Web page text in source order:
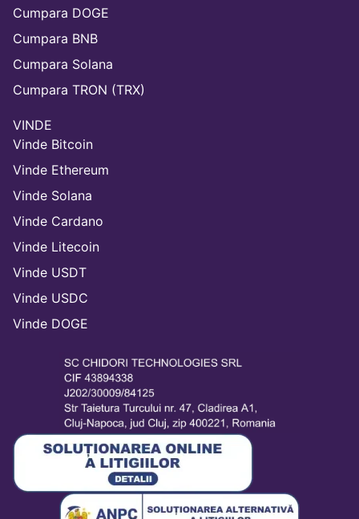
Cumpara DOGE
Cumpara BNB
Cumpara Solana
Cumpara TRON (TRX)
VINDE
Vinde Bitcoin
Vinde Ethereum
Vinde Solana
Vinde Cardano
Vinde Litecoin
Vinde USDT
Vinde USDC
Vinde DOGE